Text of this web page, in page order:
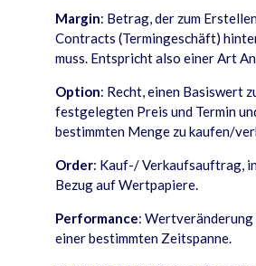
Margin: Betrag, der zum
Contracts (Termingeschäft)
muss. Entspricht also einer Art
Option: Recht, einen Basiswert
festgelegten Preis und Termin
bestimmten Menge zu kaufen/
Order: Kauf-/ Verkaufsauftrag,
Bezug auf Wertpapiere.
Performance:
einer bestimmten Zeitspanne.